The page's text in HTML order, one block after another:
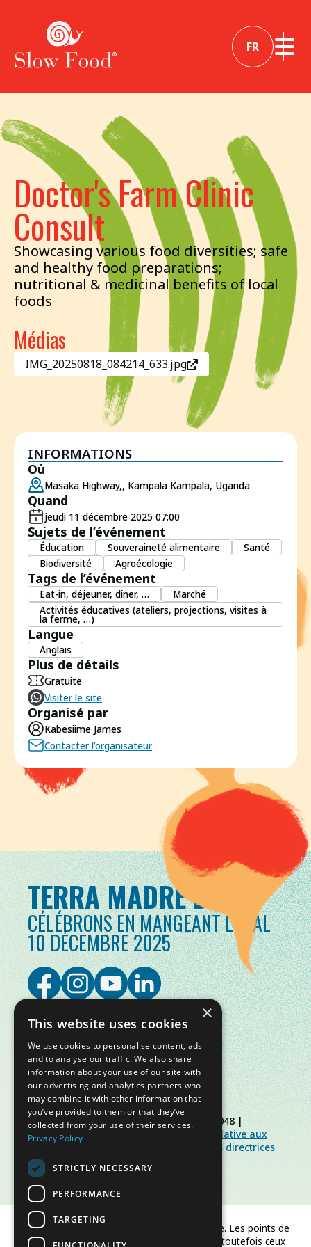
FR
Doctor's Farm Clinic
Consult
Showcasing various food diversities; safe
and healthy food preparations;
nutritional & medicinal benefits of local
foods
Médias
IMG_20250818_084214_633.jpg
INFORMATIONS
Où
Masaka Highway,, Kampala Kampala, Uganda
Quand
jeudi 11 décembre 2025 07:00
Sujets de l’événement
Éducation Souveraineté alimentaire
Santé
Biodiversité
Agroécologie
Tags de l’événement
Eat-in, déjeuner, dîner, …
Marché
Activités éducatives (ateliers, projections, visites à
la ferme, …)
Langue
Anglais
Plus de détails
Gratuite
Visiter le site
Organisé par
Kabesiime James
Contacter l’organisateur
TERRA MADRE DAY
CÉLÉBRONS EN MANGEANT LOCAL
10 DÉCEMBRE 2025
© Slow Food Foundation | C.F. 91019770048 |
Politique de confidentialité
Politique relative aux
cookies
Slow Food Foundation
Lignes directrices
pour l’espace réservé
Financé par l'Union européenne. Les points de
vue et opinions exprimés sont toutefois ceux
×
This website uses cookies
We use cookies to personalise content, ads
and to analyse our traffic. We also share
information about your use of our site with
our advertising and analytics partners who
may combine it with other information that
you’ve provided to them or that they’ve
collected from your use of their services.
Privacy Policy
STRICTLY NECESSARY
PERFORMANCE
TARGETING